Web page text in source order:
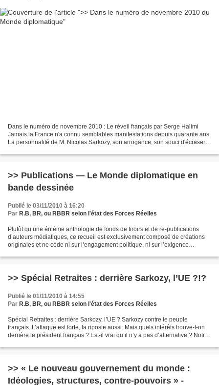
Dans le numéro de novembre 2010 : Le réveil français par Serge Halimi
Jamais la France n'a connu semblables manifestations depuis quarante ans.
La personnalité de M. Nicolas Sarkozy, son arrogance, son souci d'écraser
>> Publications — Le Monde diplomatique en
bande dessinée
Publié le 03/11/2010 à 16:20
Par R.B, BR, ou RBBR selon l'état des Forces Réelles
Plutôt qu’une énième anthologie de fonds de tiroirs et de re-publications
d’auteurs médiatiques, ce recueil est exclusivement composé de créations
originales et ne cède ni sur l’engagement politique, ni sur l’exigence
>> Spécial Retraites : derrière Sarkozy, l’UE ?!?
Publié le 01/11/2010 à 14:55
Par R.B, BR, ou RBBR selon l'état des Forces Réelles
Spécial Retraites : derrière Sarkozy, l’UE ? Sarkozy contre le peuple
français. L’attaque est forte, la riposte aussi. Mais quels intérêts trouve-t-on
derrière le président français ? Est-il vrai qu’il n’y a pas d’alternative ? Notre
>> « Le nouveau gouvernement du monde :
Idéologies, structures, contre-pouvoirs » -